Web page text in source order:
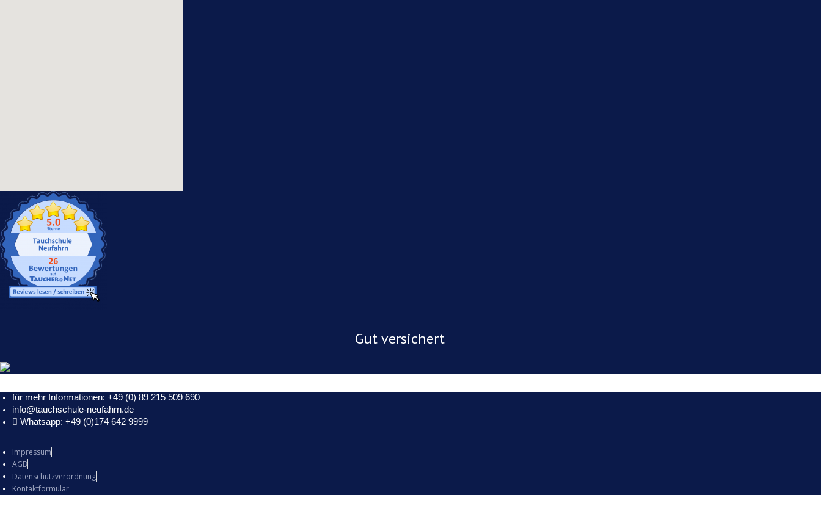
Gut versichert
für mehr Informationen: +49 (0) 89 215 509 690
info@tauchschule-neufahrn.de
Whatsapp: +49 (0)174 642 9999
Impressum
AGB
Datenschutzverordnung
Kontaktformular